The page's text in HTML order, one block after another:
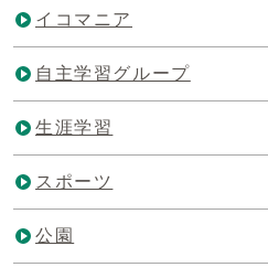
イコマニア
自主学習グループ
生涯学習
スポーツ
公園